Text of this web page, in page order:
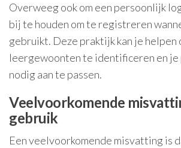
Overweeg ook om een persoonlijk
bij te houden om te registreren
gebruikt. Deze praktijk kan je helpen
leergewoonten te identificeren en je
nodig aan te passen.
Veelvoorkomende
gebruik
Een veelvoorkomende misvatting is